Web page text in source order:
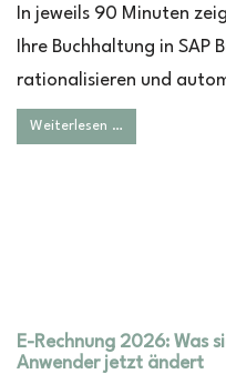
In jeweils 90 Minuten
Ihre Buchhaltung in SAP
rationalisieren und
Weiterlesen …
E-Rechnung 2026: Was
Anwender jetzt ändert